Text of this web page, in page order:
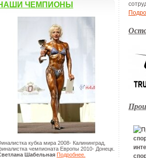
ЧЕМПИОНЫ
кубка мира 2008- Калининград,
чемпионата Европы 2010- Донецк.
Шабельная Подробнее.